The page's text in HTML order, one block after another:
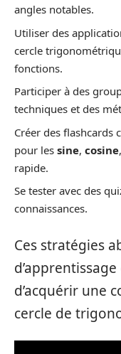
angles notables.
Utiliser des
cercle
fonctions.
Participer à des
techniques et des
Créer des flashcards
pour les sine, cosine
rapide.
Se tester avec des
connaissances.
Ces stratégies
d’acquérir une
cercle de